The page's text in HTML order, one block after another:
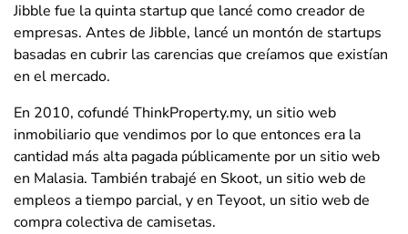
Jibble fue la quinta startup que lancé como creador de
empresas. Antes de Jibble, lancé un montón de startups
basadas en cubrir las carencias que creíamos que existían
en el mercado.
En 2010, cofundé ThinkProperty.my, un sitio web
inmobiliario que vendimos por lo que entonces era la
cantidad más alta pagada públicamente por un sitio web
en Malasia. También trabajé en Skoot, un sitio web de
empleos a tiempo parcial, y en Teyoot, un sitio web de
compra colectiva de camisetas.